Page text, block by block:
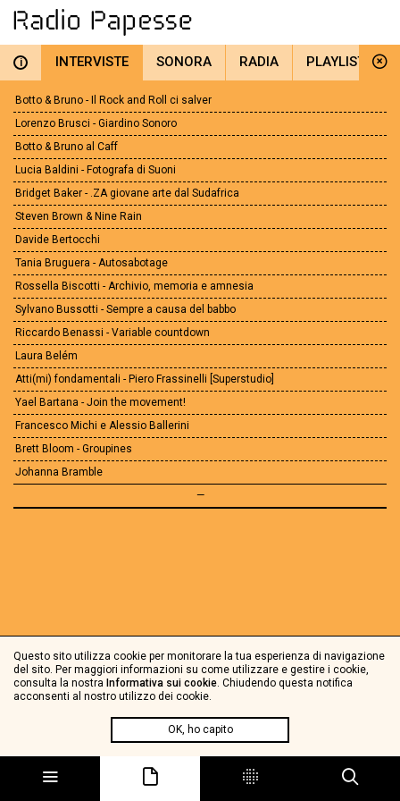
i INTERVISTE SONORA RADIA PLAYLIST
Botto & Bruno - Il Rock and Roll ci salver
Lorenzo Brusci - Giardino Sonoro
Botto & Bruno al Caff
Lucia Baldini - Fotografa di Suoni
Bridget Baker - .ZA giovane arte dal Sudafrica
Steven Brown & Nine Rain
Davide Bertocchi
Tania Bruguera - Autosabotage
Rossella Biscotti - Archivio, memoria e amnesia
Sylvano Bussotti - Sempre a causa del babbo
Riccardo Benassi - Variable countdown
Laura Belém
Atti(mi) fondamentali - Piero Frassinelli [Superstudio]
Yael Bartana - Join the movement!
Francesco Michi e Alessio Ballerini
Brett Bloom - Groupines
Johanna Bramble
—
Questo sito utilizza cookie per monitorare la tua esperienza di navigazione
del sito. Per maggiori informazioni su come utilizzare e gestire i cookie,
consulta la nostra Informativa sui cookie. Chiudendo questa notifica
acconsenti al nostro utilizzo dei cookie.
OK, ho capito